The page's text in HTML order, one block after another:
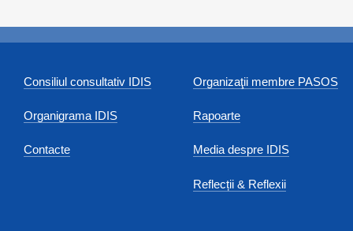
Consiliul consultativ IDIS
Organigrama IDIS
Contacte
Organizaţii membre PASOS
Rapoarte
Media despre IDIS
Reflecții & Reflexii